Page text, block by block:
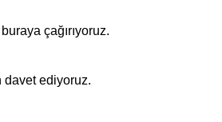
çağırıyoruz.
davet ediyoruz.